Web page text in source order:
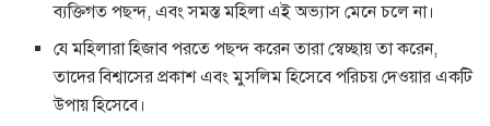
ব্যক্তিগত পছন্দ, এবং সমস্ত মহিলা এই অভ্যাস মেনে চলে না।
যে মহিলারা হিজাব পরতে পছন্দ করেন তারা স্বেচ্ছায় তা করেন,
তাদের বিশ্বাসের প্রকাশ এবং মুসলিম হিসেবে পরিচয় দেওয়ার একটি
উপায় হিসেবে।